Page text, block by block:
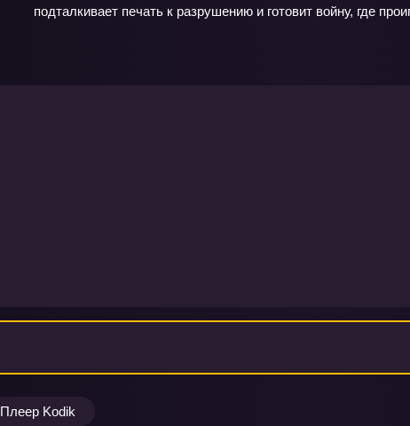
подталкивает печать к разрушению и готовит войну, где
Плеер Kodik